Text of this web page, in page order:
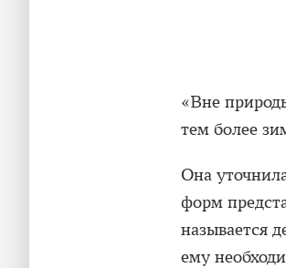
«Вне
тем более
Она
форм
называется
ему